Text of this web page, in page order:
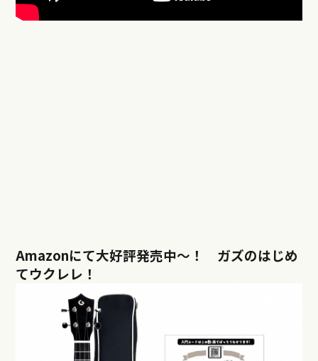
Amazonにて大好評発売中〜！ ガズのはじめ
てウクレレ！